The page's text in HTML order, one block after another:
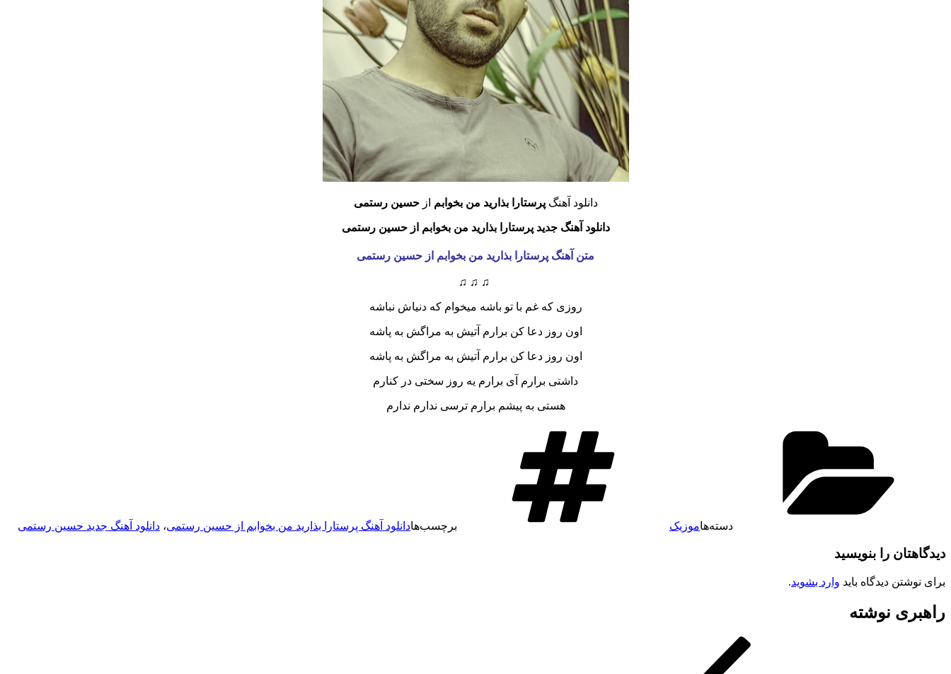
دانلود آهنگپرستارا بذارید من بخوابم ازحسین رستمی
دانلود آهنگ جدیدپرستارا بذارید من بخوابم از حسین رستمی
متن آهنگ پرستارا بذارید من بخوابم از حسین رستمی
♫ ♫ ♫
روزی که غم با تو باشه میخوام که دنیاش نباشه
اون روز دعا کن برارم آتیش به مراگش به پاشه
اون روز دعا کن برارم آتیش به مراگش به پاشه
داشتی برارم آی برارم یه روز سختی در کنارم
هستی به پیشم برارم ترسی ندارم ندارم
دسته‌هاموزیک برچسب‌هادانلود آهنگ پرستارا بذارید من بخوابم از حسین رستمی، دانلود آهنگ جدید حسین رستمی
دیدگاهتان را بنویسید
برای نوشتن دیدگاه باید وارد بشوید.
راهبری نوشته